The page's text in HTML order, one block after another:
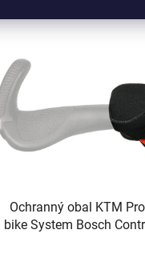
Ochranný obal KTM
bike System Bosch